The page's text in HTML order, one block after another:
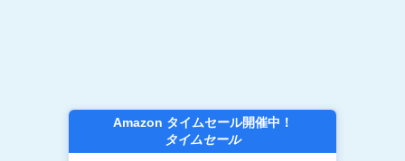
Amazon タイムセール開催中！
タイムセール